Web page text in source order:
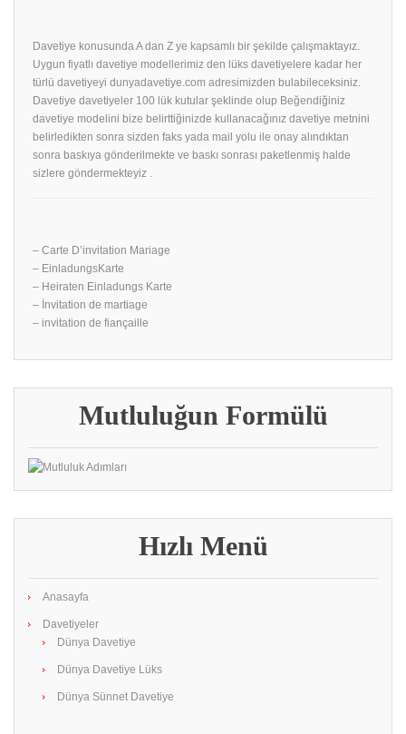
Davetiye konusunda A dan Z ye kapsamlı bir şekilde çalışmaktayız.
Uygun fiyatlı davetiye modellerimiz den lüks davetiyelere kadar her
türlü davetiyeyi dunyadavetiye.com adresimizden bulabileceksiniz.
Davetiye davetiyeler 100 lük kutular şeklinde olup Beğendiğiniz
davetiye modelini bize belirttiğinizde kullanacağınız davetiye metnini
belirledikten sonra sizden faks yada mail yolu ile onay alındıktan
sonra baskıya gönderilmekte ve baskı sonrası paketlenmiş halde
sizlere göndermekteyiz .
– Carte D’invitation Mariage
– EinladungsKarte
– Heiraten Einladungs Karte
– İnvitation de martiage
– invitation de fiançaille
Mutluluğun Formülü
Hızlı Menü
Anasayfa
Davetiyeler
Dünya Davetiye
Dünya Davetiye Lüks
Dünya Sünnet Davetiye